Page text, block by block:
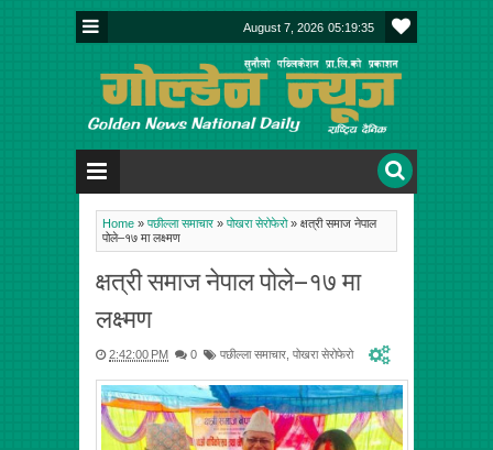
August 7, 2026 05:19:35
Home » पछील्ला समाचार » पोखरा सेरोफेरो » क्षत्री समाज नेपाल
पोले–१७ मा लक्ष्मण
क्षत्री समाज नेपाल पोले–१७ मा
लक्ष्मण
2:42:00 PM 0 पछील्ला समाचार पोखरा सेरोफेरो